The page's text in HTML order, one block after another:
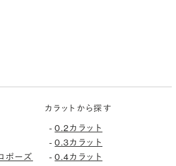
ポーズ
カラットから探す
-0.2カラット
-0.3カラット
-0.4カラット